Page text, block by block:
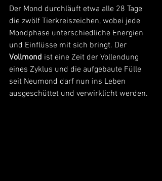
Der Mond durchläuft etwa alle 28 Tage
die zwölf Tierkreiszeichen, wobei jede
Mondphase unterschiedliche Energien
und Einflüsse mit sich bringt. Der
Vollmond ist eine Zeit der Vollendung
eines Zyklus und die aufgebaute Fülle
seit Neumond darf nun ins Leben
ausgeschüttet und verwirklicht werden.